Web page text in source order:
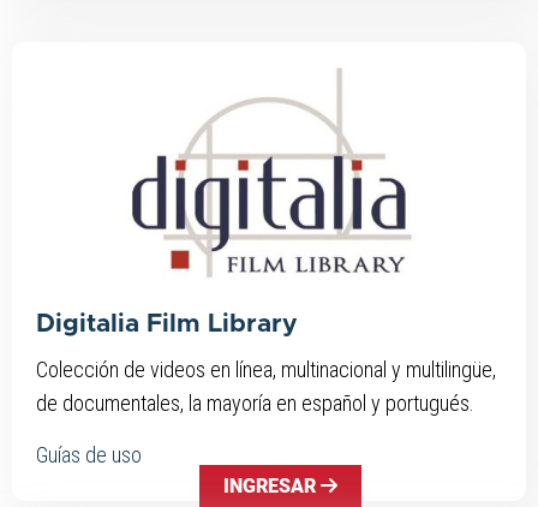
Digitalia Film Library
Colección de videos en línea, multinacional y multilingüe,
de documentales, la mayoría en español y portugués.
Guías de uso
INGRESAR